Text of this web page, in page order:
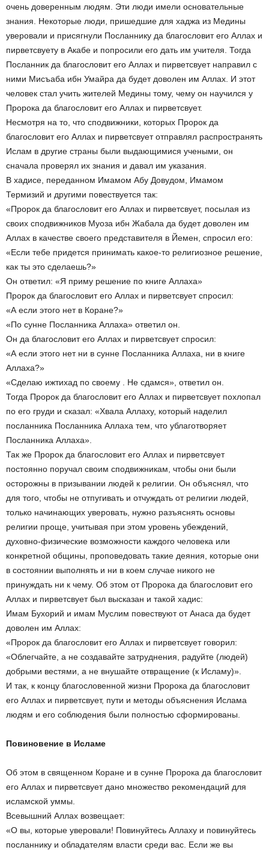
очень доверенным людям. Эти люди имели основательные
знания. Некоторые люди, пришедшие для хаджа из Медины
уверовали и присягнули Посланнику да благословит его Аллах и
пирветсвуету в Акабе и попросили его дать им учителя. Тогда
Посланник да благословит его Аллах и пирветсвует направил с
ними Мисъаба ибн Умайра да будет доволен им Аллах. И этот
человек стал учить жителей Медины тому, чему он научился у
Пророка да благословит его Аллах и пирветсвует.
Несмотря на то, что сподвижники, которых Пророк да
благословит его Аллах и пирветсвует отправлял распространять
Ислам в другие страны были выдающимися учеными, он
сначала проверял их знания и давал им указания.
В хадисе, переданном Имамом Абу Довудом, Имамом
Термизий и другими повествуется так:
«Пророк да благословит его Аллах и пирветсвует, посылая из
своих сподвижников Муоза ибн Жабала да будет доволен им
Аллах в качестве своего представителя в Йемен, спросил его:
«Если тебе придется принимать какое-то религиозное решение,
как ты это сделаешь?»
Он ответил: «Я приму решение по книге Аллаха»
Пророк да благословит его Аллах и пирветсвует спросил:
«А если этого нет в Коране?»
«По сунне Посланника Аллаха» ответил он.
Он да благословит его Аллах и пирветсвует спросил:
«А если этого нет ни в сунне Посланника Аллаха, ни в книге
Аллаха?»
«Сделаю ижтихад по своему . Не сдамся», ответил он.
Тогда Пророк да благословит его Аллах и пирветсвует похлопал
по его груди и сказал: «Хвала Аллаху, который наделил
посланника Посланника Аллаха тем, что ублаготворяет
Посланника Аллаха».
Так же Пророк да благословит его Аллах и пирветсвует
постоянно поручал своим сподвижникам, чтобы они были
осторожны в призывании людей к религии. Он объяснял, что
для того, чтобы не отпугивать и отчуждать от религии людей,
только начинающих уверовать, нужно разъяснять основы
религии проще, учитывая при этом уровень убеждений,
духовно-физические возможности каждого человека или
конкретной общины, проповедовать такие деяния, которые они
в состоянии выполнять и ни в коем случае никого не
принуждать ни к чему. Об этом от Пророка да благословит его
Аллах и пирветсвует был высказан и такой хадис:
Имам Бухорий и имам Муслим повествуют от Анаса да будет
доволен им Аллах:
«Пророк да благословит его Аллах и пирветсвует говорил:
«Облегчайте, а не создавайте затруднения, радуйте (людей)
добрыми вестями, а не внушайте отвращение (к Исламу)».
И так, к концу благословенной жизни Пророка да благословит
его Аллах и пирветсвует, пути и методы объяснения Ислама
людям и его соблюдения были полностью сформированы.
Повиновение в Исламе
Об этом в священном Коране и в сунне Пророка да благословит
его Аллах и пирветсвует дано множество рекомендаций для
исламской уммы.
Всевышний Аллах возвещает:
«O вы, которые уверовали! Повинуйтесь Аллаху и повинуйтесь
посланнику и обладателям власти среди вас. Если же вы